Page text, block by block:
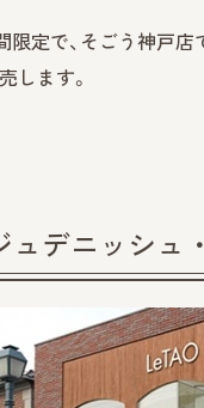
間限定で、そごう神
します。
デニッシュ